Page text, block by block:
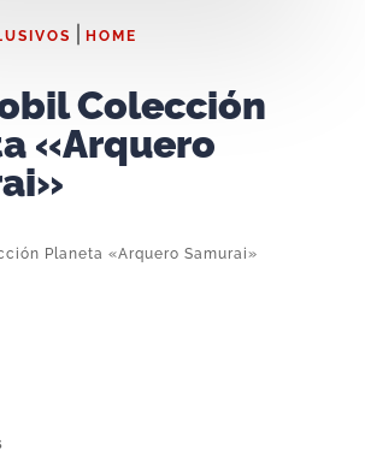
HOME
Colección
«Arquero
Planeta «Arquero Samurai»